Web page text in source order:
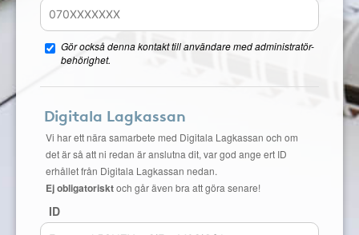
Gör också denna kontakt till användare med administratör-
behörighet.
Digitala Lagkassan
Vi har ett nära samarbete med Digitala Lagkassan och om
det är så att ni redan är anslutna dit, var god ange ert ID
erhållet från Digitala Lagkassan nedan.
Ej obligatorisktoch går även bra att göra senare!
ID